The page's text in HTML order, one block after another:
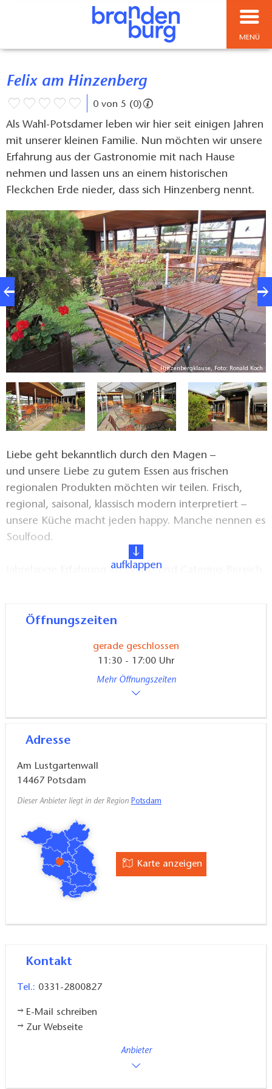
MENÜ
Felix am Hinzenberg
0 von 5 (0)
Als Wahl-Potsdamer leben wir hier seit einigen Jahren
mit unserer kleinen Familie. Nun möchten wir unsere
Erfahrung aus der Gastronomie mit nach Hause
nehmen und lassen uns an einem historischen
Fleckchen Erde nieder, dass sich Hinzenberg nennt.
Hinzenbergklause, Foto: Ronald Koch
Liebe geht bekanntlich durch den Magen –
und unsere Liebe zu gutem Essen aus frischen
regionalen Produkten möchten wir teilen. Frisch,
regional, saisonal, klassisch modern interpretiert –
unsere Küche macht jeden happy. Manche nennen es
Soulfood.
Jahrelange Erfahrung im Event- und Catering-Bereich,
Firmenfeiern geht. Für den Wow-Effekt sorgen dabei
Für Gruppen bietet das Restaurant Platz für etwa 55
aufklappen
Öffnungszeiten
gerade geschlossen
11:30 - 17:00 Uhr
Mehr Öffnungszeiten
Adresse
Am Lustgartenwall
14467 Potsdam
Dieser Anbieter liegt in der Region Potsdam
Karte anzeigen
Kontakt
Tel.: 0331-2800827
E-Mail schreiben
Zur Webseite
Anbieter